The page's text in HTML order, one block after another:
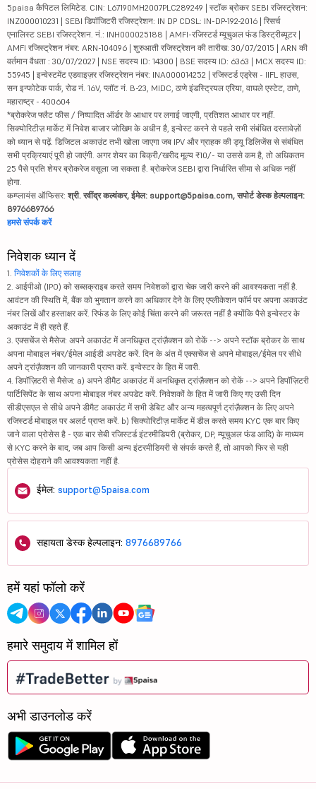
5paisa कैपिटल लिमिटेड. CIN: L67190MH2007PLC289249 | स्टॉक ब्रोकर SEBI रजिस्ट्रेशन:
INZ000010231 | SEBI डिपॉजिटरी रजिस्ट्रेशन: IN DP CDSL: IN-DP-192-2016 | रिसर्च
एनालिस्ट SEBI रजिस्ट्रेशन. नं.: INH000025188 | AMFI-रजिस्टर्ड म्यूचुअल फंड डिस्ट्रीब्यूटर |
AMFI रजिस्ट्रेशन नंबर: ARN-104096 | शुरुआती रजिस्ट्रेशन की तारीख: 30/07/2015 | ARN की
वर्तमान वैधता : 30/07/2027 | NSE सदस्य ID: 14300 | BSE सदस्य ID: 6363 | MCX सदस्य ID:
55945 | इन्वेस्टमेंट एडवाइज़र रजिस्ट्रेशन नंबर: INA000014252 | रजिस्टर्ड एड्रेस - IIFL हाउस,
सन इन्फोटेक पार्क, रोड नं. 16V, प्लॉट नं. B-23, MIDC, ठाणे इंडस्ट्रियल एरिया, वाघले एस्टेट, ठाणे,
महाराष्ट्र - 400604
*ब्रोकरेज फ्लैट फीस / निष्पादित ऑर्डर के आधार पर लगाई जाएगी, प्रतिशत आधार पर नहीं.
सिक्योरिटीज़ मार्केट में निवेश बाजार जोखिम के अधीन है, इन्वेस्ट करने से पहले सभी संबंधित दस्तावेज़ों
को ध्यान से पढ़ें. डिजिटल अकाउंट तभी खोला जाएगा जब IPV और ग्राहक की ड्यू डिलिजेंस से संबंधित
सभी प्रक्रियाएं पूरी हो जाएंगी. अगर शेयर का बिक्री/खरीद मूल्य ₹10/- या उससे कम है, तो अधिकतम
25 पैसे प्रति शेयर ब्रोकरेज वसूला जा सकता है. ब्रोकरेज SEBI द्वारा निर्धारित सीमा से अधिक नहीं
होगा.
कम्प्लायंस ऑफिसर: श्री. रवींद्र कल्वंकर, ईमेल: support@5paisa.com, सपोर्ट डेस्क हेल्पलाइन:
8976689766
हमसे संपर्क करें
निवेशक ध्यान दें
1. निवेशकों के लिए सलाह
2. आईपीओ (IPO) को सब्सक्राइब करते समय निवेशकों द्वारा चेक जारी करने की आवश्यकता नहीं है.
आवंटन की स्थिति में, बैंक को भुगतान करने का अधिकार देने के लिए एप्लीकेशन फॉर्म पर अपना अकाउंट
नंबर लिखें और हस्ताक्षर करें. रिफंड के लिए कोई चिंता करने की जरूरत नहीं है क्योंकि पैसे इन्वेस्टर के
अकाउंट में ही रहते हैं.
3. एक्सचेंज से मैसेज: अपने अकाउंट में अनधिकृत ट्रांज़ैक्शन को रोकें --> अपने स्टॉक ब्रोकर के साथ
अपना मोबाइल नंबर/ईमेल आईडी अपडेट करें. दिन के अंत में एक्सचेंज से अपने मोबाइल/ईमेल पर सीधे
अपने ट्रांज़ैक्शन की जानकारी प्राप्त करें. इन्वेस्टर के हित में जारी.
4. डिपॉज़िटरी से मैसेज: a) अपने डीमैट अकाउंट में अनधिकृत ट्रांज़ैक्शन को रोकें --> अपने डिपॉज़िटरी
पार्टिसिपेंट के साथ अपना मोबाइल नंबर अपडेट करें. निवेशकों के हित में जारी किए गए उसी दिन
सीडीएसएल से सीधे अपने डीमैट अकाउंट में सभी डेबिट और अन्य महत्वपूर्ण ट्रांज़ैक्शन के लिए अपने
रजिस्टर्ड मोबाइल पर अलर्ट प्राप्त करें. b) सिक्योरिटीज़ मार्केट में डील करते समय KYC एक बार किए
जाने वाला प्रोसेस है - एक बार सेबी रजिस्टर्ड इंटरमीडियरी (ब्रोकर, DP, म्यूचुअल फंड आदि) के माध्यम
से KYC करने के बाद, जब आप किसी अन्य इंटरमीडियरी से संपर्क करते हैं, तो आपको फिर से यही
प्रोसेस दोहराने की आवश्यकता नहीं है.
ईमेल: support@5paisa.com
सहायता डेस्क हेल्पलाइन: 8976689766
हमें यहां फॉलो करें
हमारे समुदाय में शामिल हों
अभी डाउनलोड करें